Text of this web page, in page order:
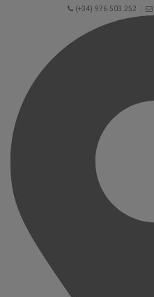
(+34) 976 503 252